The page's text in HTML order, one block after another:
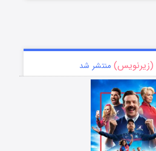
منتشر شد